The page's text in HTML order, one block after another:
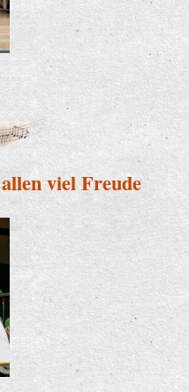
der Martin-Luther-Schule
viel Freude